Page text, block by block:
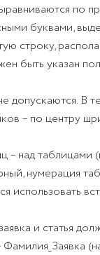
по
буквами,
строку,
быть указан
допускаются. В
– по центру
– над таблицами
нумерация
использовать
и статья
Фамилия_Заявка